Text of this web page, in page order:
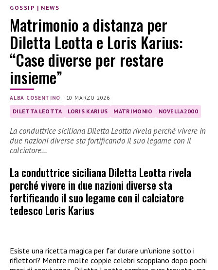
GOSSIP | NEWS
Matrimonio a distanza per
Diletta Leotta e Loris Karius:
“Case diverse per restare
insieme”
ALBA COSENTINO | 10 MARZO 2026
DILETTA LEOTTA LORIS KARIUS MATRIMONIO NOVELLA2000
La conduttrice siciliana Diletta Leotta rivela perché vivere in
due nazioni diverse sta fortificando il suo legame con il
calciatore…
La conduttrice siciliana Diletta Leotta rivela
perché vivere in due nazioni diverse sta
fortificando il suo legame con il calciatore
tedesco Loris Karius
Esiste una ricetta magica per far durare un’unione sotto i
riflettori? Mentre molte coppie celebri scoppiano dopo pochi